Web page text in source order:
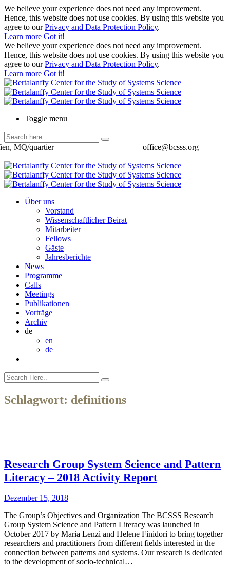
We believe your experience does not need any improvement.
Hence, this website does not use cookies. By using this website you
agree to ourPrivacy and Data Protection Policy.
Learn more Got it!
We believe your experience does not need any improvement.
Hence, this website does not use cookies. By using this website you
agree to ourPrivacy and Data Protection Policy.
Learn more Got it!
Toggle menu
office@bcsss.org
MQ/quartier
Über uns
Vorstand
Wissenschaftlicher Beirat
Mitarbeiter
Fellows
Gäste
Jahresberichte
News
Programme
Calls
Meetings
Publikationen
Vorträge
Archiv
de
en
de
Schlagwort: definitions
Research Group System Science and Pattern
Literacy – 2018 Activity Report
Dezember 15, 2018
The Group’s Objectives and Organization The BCSSS Research
Group System Science and Pattern Literacy was launched in
October 2017 by Maria Lenzi and Helene Finidori to bring together
researchers and practitioners from different fields interested in the
connection between patterns and systems. Our research is dedicated
to the development of socio-technical…